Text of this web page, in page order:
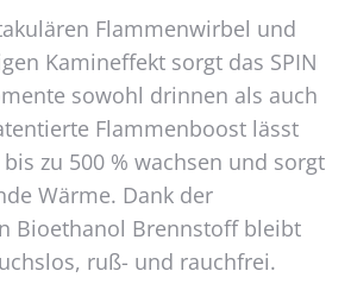
Flammenwirbel und
Kamineffekt sorgt das SPIN
sowohl drinnen als auch
Flammenboost lässt
zu 500 % wachsen und sorgt
Wärme. Dank der
Bioethanol Brennstoff bleibt
ruß- und rauchfrei.